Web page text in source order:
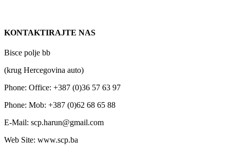
KONTAKTIRAJTE NAS
Bisce polje bb
(krug Hercegovina auto)
Phone: Office: +387 (0)36 57 63 97
Phone: Mob: +387 (0)62 68 65 88
E-Mail: scp.harun@gmail.com
Web Site: www.scp.ba